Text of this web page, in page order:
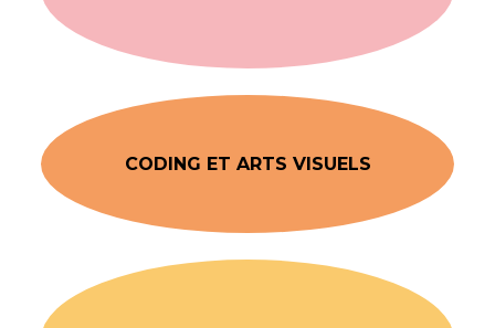
CODING ET ARTS VISUELS